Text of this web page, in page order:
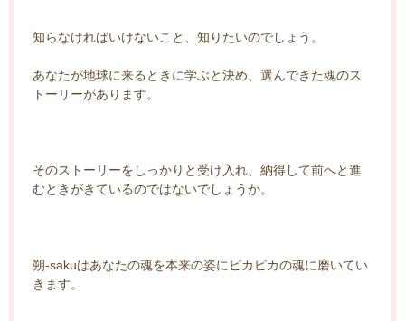
知らなければいけないこと、知りたいのでしょう。
あなたが地球に来るときに学ぶと決め、選んできた魂のス
トーリーがあります。
そのストーリーをしっかりと受け入れ、納得して前へと進
むときがきているのではないでしょうか。
朔-sakuはあなたの魂を本来の姿にピカピカの魂に磨いてい
きます。